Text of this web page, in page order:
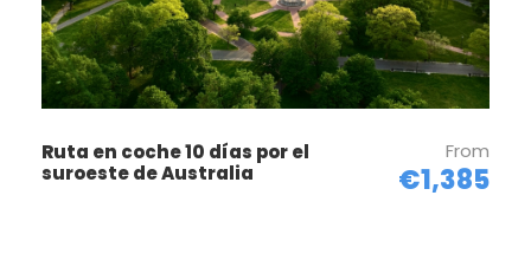
Traslado al Aeropuerto
Mapa - Viaje Australia
Ruta en coche 10 días por el
suroeste de Australia
From
€1,385